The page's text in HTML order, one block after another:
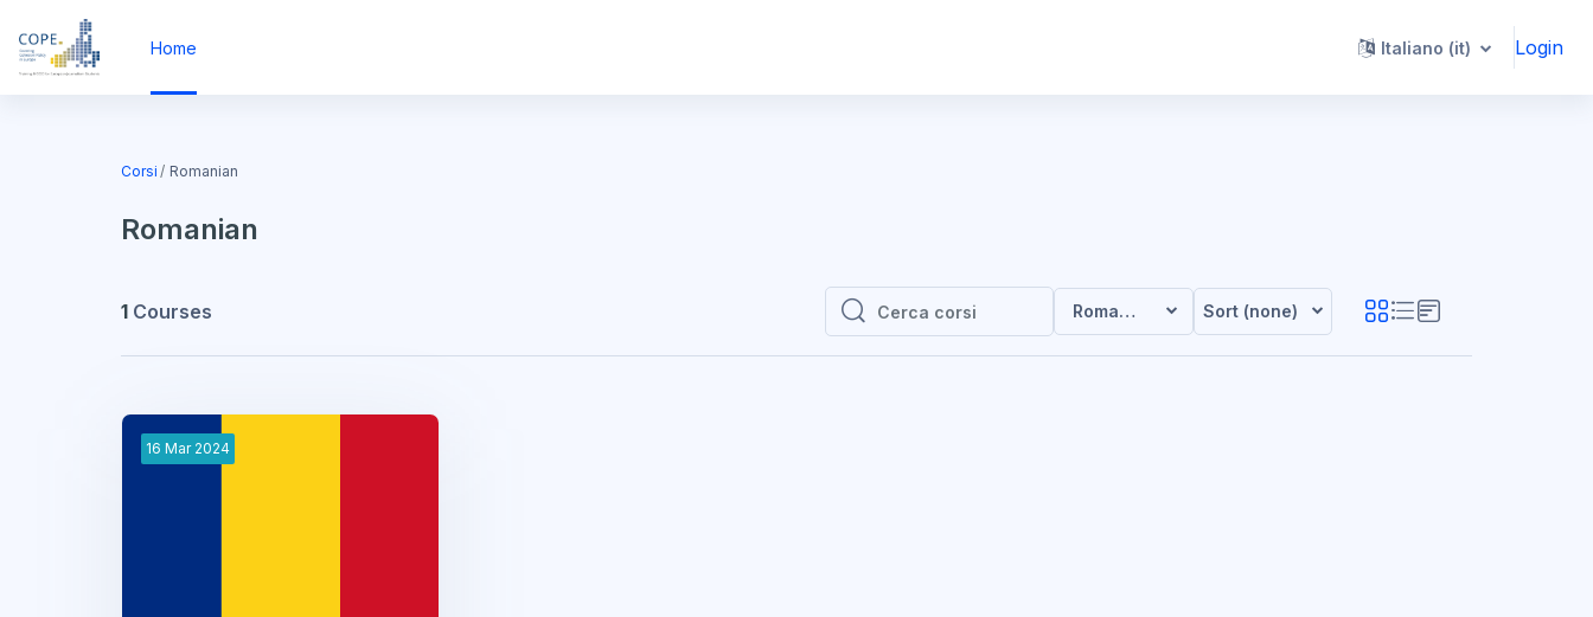
Vai al contenuto principale
Home Italiano ‎(it)‎ Login
Corsi Romanian
Romanian
1 Courses
Cerca corsi
Cerca corsi
Romanian Sort (none)
16 Mar 2024